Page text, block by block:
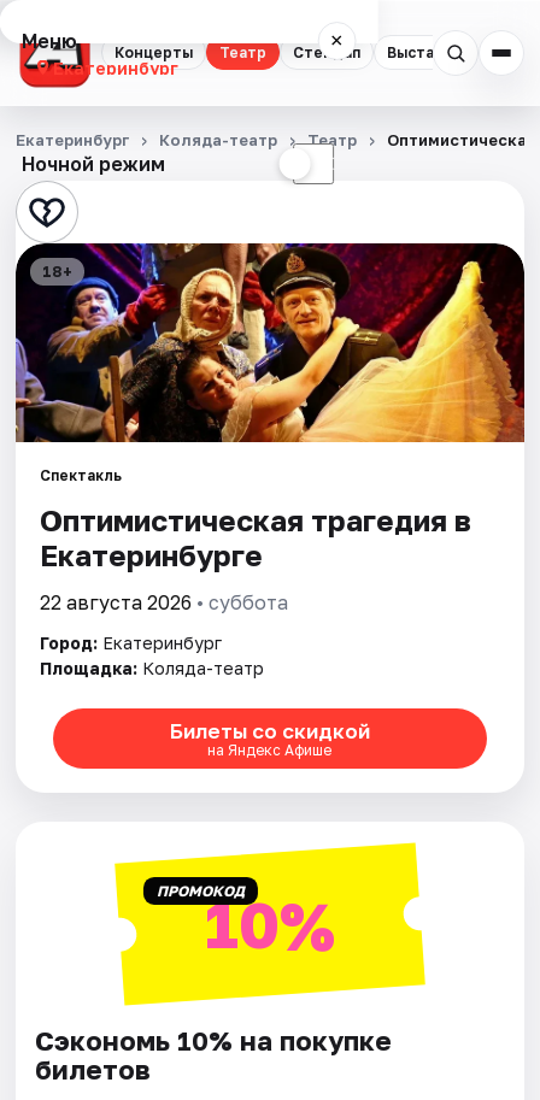
Концерты Театр Стендап Выставки
Меню ×
Екатеринбург
Концерты
Театр
Стендап
Выставки
Квесты
Экскурсии
События
Города
Площадки
Артисты
Рейтинги
Ночной режим ☾
Екатеринбург Коляда-театр Театр Оптимистическая
18+
Спектакль
Оптимистическая трагедия в
Екатеринбурге
22 августа 2026 • суббота
Город: Екатеринбург
Площадка: Коляда-театр
Билеты со скидкой
на Яндекс Афише
ПРОМОКОД10%
Сэкономь 10% на покупке
билетов